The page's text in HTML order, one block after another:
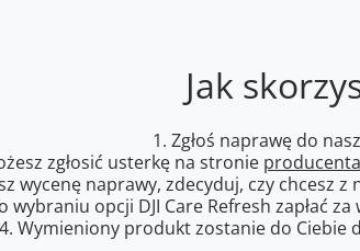
Jak
1. Zgłoś naprawę do
zgłosić usterkę na stronie producenta
wycenę naprawy, zdecyduj, czy chcesz
wybraniu opcji DJI Care Refresh zapłać
4. Wymieniony produkt zostanie do Ciebie